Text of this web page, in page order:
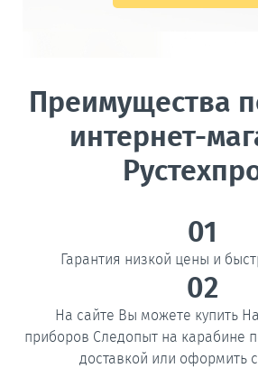
Преимущества
интернет-
01
Гарантия низкой цены и
02
На сайте Вы можете купить
приборов Следопыт на карабине
доставкой или оформить